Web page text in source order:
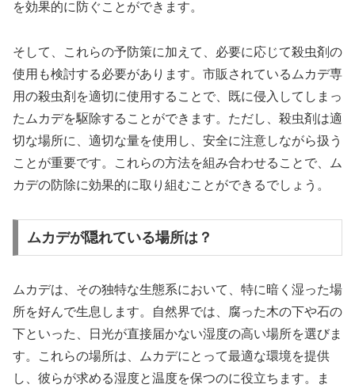
を効果的に防ぐことができます。
そして、これらの予防策に加えて、必要に応じて殺虫剤の
使用も検討する必要があります。市販されているムカデ専
用の殺虫剤を適切に使用することで、既に侵入してしまっ
たムカデを駆除することができます。ただし、殺虫剤は適
切な場所に、適切な量を使用し、安全に注意しながら扱う
ことが重要です。これらの方法を組み合わせることで、ム
カデの防除に効果的に取り組むことができるでしょう。
ムカデが隠れている場所は？
ムカデは、その独特な生態系において、特に暗く湿った場
所を好んで生息します。自然界では、腐った木の下や石の
下といった、日光が直接届かない湿度の高い場所を選びま
す。これらの場所は、ムカデにとって最適な環境を提供
し、彼らが求める湿度と温度を保つのに役立ちます。ま